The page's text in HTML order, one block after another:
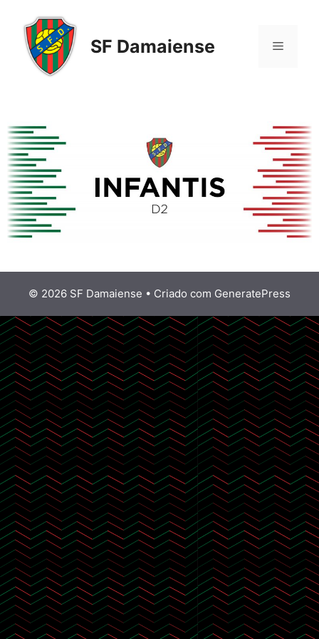
SF Damaiense
© 2026 SF Damaiense • Criado com GeneratePress